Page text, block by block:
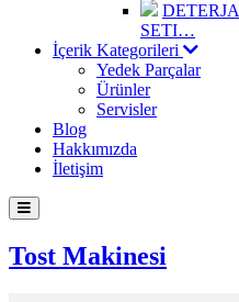
SETI…
İçerik Kategorileri
Yedek Parçalar
Ürünler
Servisler
Blog
Hakkımızda
İletişim
Tost Makinesi